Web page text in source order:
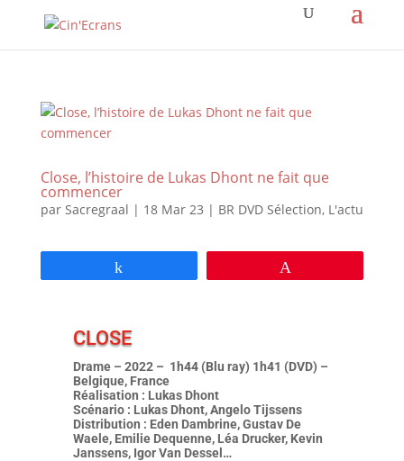
Close, l’histoire de Lukas Dhont ne fait que
commencer
par Sacregraal | 18 Mar 23 | BR DVD Sélection, L'actu
CLOSE
Drame – 2022 – 1h44 (Blu ray) 1h41 (DVD) –
Belgique, France
Réalisation : Lukas Dhont
Scénario : Lukas Dhont, Angelo Tijssens
Distribution : Eden Dambrine, Gustav De
Waele, Emilie Dequenne, Léa Drucker, Kevin
Janssens, Igor Van Dessel…